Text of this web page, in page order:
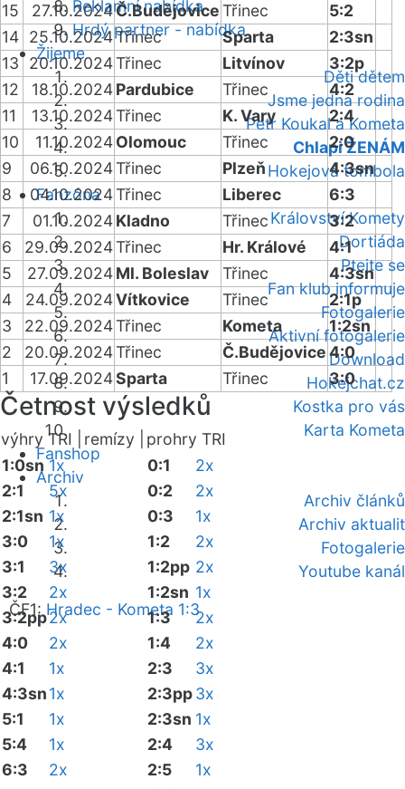
Reklamní nabídka
Hrdý partner - nabídka
Žijeme
Děti dětem
Jsme jedna rodina
Petr Koukal a Kometa
Chlapi ŽENÁM
Hokejová tombola
Fanzóna
Království Komety
Dortiáda
Ptejte se
Fan klub informuje
Fotogalerie
Aktivní fotogalerie
Download
Hokejchat.cz
Kostka pro vás
Karta Kometa
Fanshop
Archiv
Archiv článků
Archiv aktualit
Fotogalerie
Youtube kanál
ČF1: Hradec - Kometa 1:3
15 27.10.2024Č.BudějoviceTřinec
5:2
14 25.10.2024Třinec Sparta
2:3sn
13
20.10.2024Třinec Litvínov
3:2p
12
18.10.2024Pardubice Třinec
4:2
11
13.10.2024Třinec K. Vary
2:4
10
11.10.2024Olomouc Třinec
2:0
9
06.10.2024Třinec Plzeň
4:3sn
8
04.10.2024Třinec Liberec
6:3
7
01.10.2024Kladno Třinec
3:2
6
29.09.2024Třinec Hr. Králové
4:1
5
27.09.2024Ml. Boleslav Třinec
4:3sn
4
24.09.2024Vítkovice Třinec
2:1p
3
22.09.2024Třinec Kometa
1:2sn
2
20.09.2024Třinec Č.Budějovice4:0
1
17.09.2024Sparta Třinec 3:0
Četnost výsledků
výhry TRI | remízy |
prohry TRI
1:0sn 1x
2:1
5x
2:1sn 1x
3:0
1x
3:1
3x
3:2
2x
3:2pp2x
4:0
2x
4:1
1x
4:3sn1x
5:1
1x
5:4
1x
6:3
2x
0:1
2x
0:2
2x
0:3
1x
1:2
2x
1:2pp 2x
1:2sn 1x
1:3
2x
1:4
2x
2:3
3x
2:3pp3x
2:3sn 1x
2:4
3x
2:5
1x